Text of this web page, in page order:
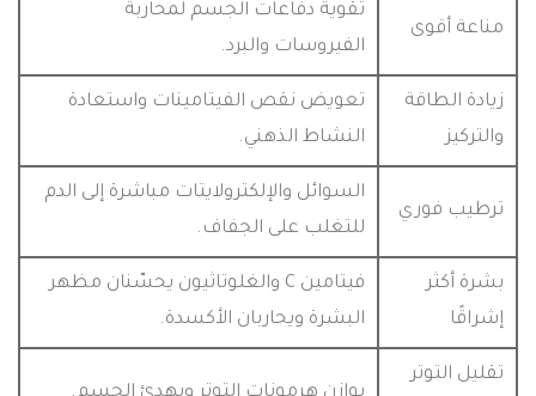
مناعة أقوى
تقوية دفاعات الجسم لمحاربة
الفيروسات والبرد.
زيادة الطاقة
والتركيز
تعويض نقص الفيتامينات واستعادة
النشاط الذهني.
ترطيب فوري
السوائل والإلكترولايتات مباشرة إلى الدم
للتغلب على الجفاف.
بشرة أكثر
إشراقًا
فيتامين C والغلوتاثيون يحسّنان مظهر
البشرة ويحاربان الأكسدة.
تقليل التوتر